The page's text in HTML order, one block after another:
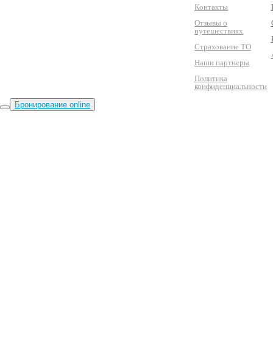
Контакты
Отзывы о
путешествиях
Страхование ТО
Наши партнеры
Политика
конфиденциальности
Бронирование online